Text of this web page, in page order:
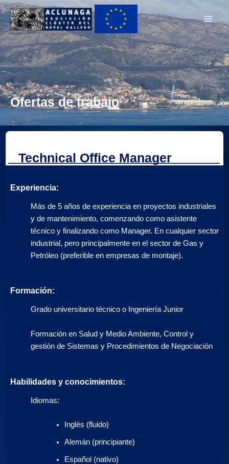
Ir
contenido
Main
Ofertas de trabajo
Technical Office Manager
Experiencia:
Más de 5 años de experiencia en proyectos industriales
y de mantenimiento, comenzando como asistente
técnico y finalizando como Manager. En cualquier sector
industrial, pero principalmente en el sector de Gas y
Petróleo (preferible en empresas de montaje).
Formación:
Grado universitario técnico o Ingeniería Junior
Formación en Salud y Medio Ambiente, Control y
gestión de Sistemas y Procedimientos de Negociación
Habilidades y conocimientos:
Idiomas:
Inglés (fluido)
Alemán (principiante)
Español (nativo)